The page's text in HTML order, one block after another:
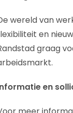
wereld van
en
graag
en